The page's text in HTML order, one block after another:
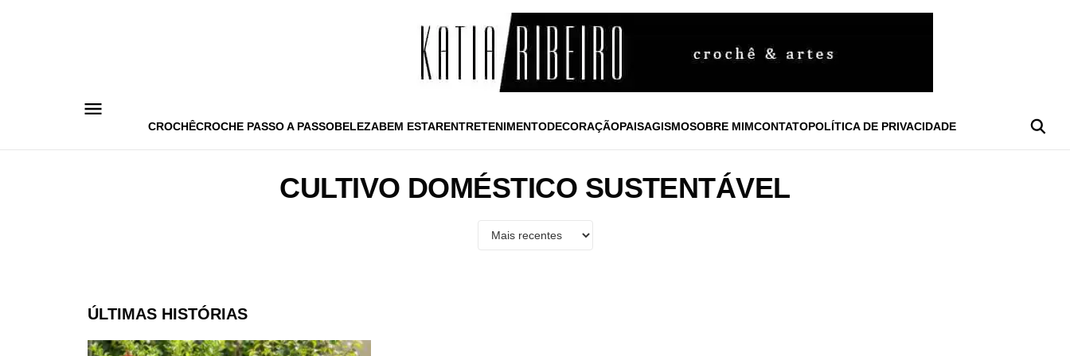
CROCHÊCROCHE PASSO A PASSOBELEZABEM ESTARENTRETENIMENTODECORAÇÃOPAISAGISMOSOBRE MIMCONTATOPOLÍTICA DE PRIVACIDADE
CULTIVO DOMÉSTICO SUSTENTÁVEL
ÚLTIMAS HISTÓRIAS